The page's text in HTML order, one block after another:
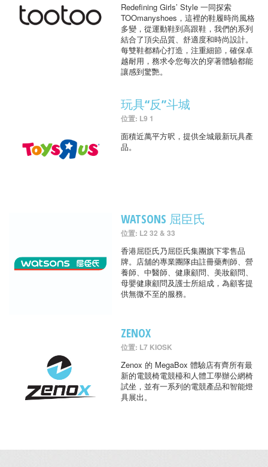
Redefining Girls’ Style 一同探索
TOOmanyshoes，這裡的鞋履時尚風格
多變，從運動鞋到高跟鞋，我們的系列
結合了頂尖品質、舒適度和時尚設計。
每雙鞋都精心打造，注重細節，確保卓
越耐用，務求令您每次的穿著體驗都能
讓感到驚艷。
玩具“反”斗城
位置: L9 1
面積近萬平方呎，提供全城最新玩具產
品。
WATSONS 屈臣氏
位置: L2 32 & 33
香港屈臣氏乃屈臣氏集團旗下零售品
牌。店舖的專業團隊由註冊藥劑師、營
養師、中醫師、健康顧問、美妝顧問、
母嬰健康顧問及護士所組成，為顧客提
供無微不至的服務。
ZENOX
位置: L7 KIOSK
Zenox 的 MegaBox 體驗店有齊所有最
新的電競椅電競檯和人體工學辦公網椅
試坐，並有一系列的電競產品和智能燈
具展出。